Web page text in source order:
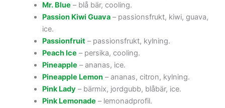
Mr. Blue – blå bär, cooling.
Passion Kiwi Guava– passionsfrukt, kiwi, guava,
ice.
Passionfruit– passionsfrukt, kylning.
Peach Ice – persika, cooling.
Pineapple – ananas, ice.
Pineapple Lemon– ananas, citron, kylning.
Pink Lady– bärmix, jordgubb, blåbär, ice.
Pink Lemonade – lemonadprofil.